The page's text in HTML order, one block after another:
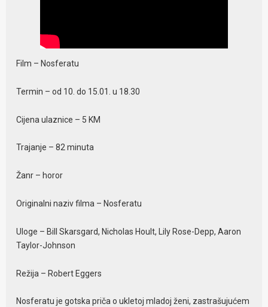
Film – Nosferatu
Termin – od 10. do 15.01. u 18.30
Cijena ulaznice – 5 KM
Trajanje – 82 minuta
Žanr – horor
Originalni naziv filma – Nosferatu
Uloge – Bill Skarsgard, Nicholas Hoult, Lily Rose-Depp, Aaron
Taylor-Johnson
Režija – Robert Eggers
Nosferatu je gotska priča o ukletoj mladoj ženi, zastrašujućem